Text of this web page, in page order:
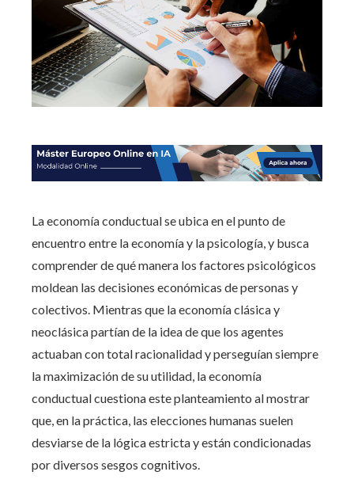
La economía conductual se ubica en el punto de
encuentro entre la economía y la psicología, y busca
comprender de qué manera los factores psicológicos
moldean las decisiones económicas de personas y
colectivos. Mientras que la economía clásica y
neoclásica partían de la idea de que los agentes
actuaban con total racionalidad y perseguían siempre
la maximización de su utilidad, la economía
conductual cuestiona este planteamiento al mostrar
que, en la práctica, las elecciones humanas suelen
desviarse de la lógica estricta y están condicionadas
por diversos sesgos cognitivos.